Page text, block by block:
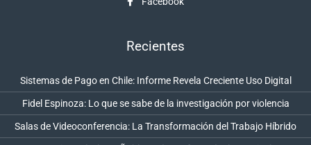
Recientes
Sistemas de Pago en Chile: Informe Revela Creciente Uso Digital
Fidel Espinoza: Lo que se sabe de la investigación por violencia
Salas de Videoconferencia: La Transformación del Trabajo Híbrido